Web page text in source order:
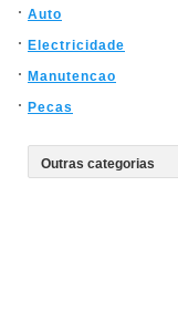
Auto
Electricidade
Manutencao
Pecas